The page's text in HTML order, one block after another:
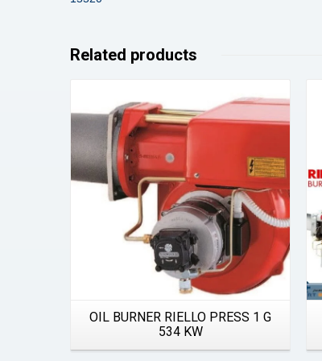
Related products
Details
OIL BURNER RIELLO PRESS 1 G
534 KW